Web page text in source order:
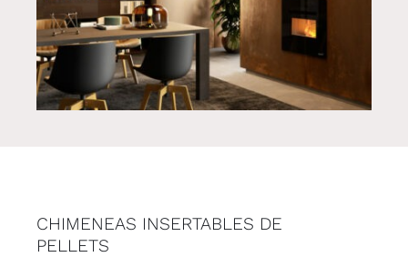
CHIMENEAS INSERTABLES DE
PELLETS